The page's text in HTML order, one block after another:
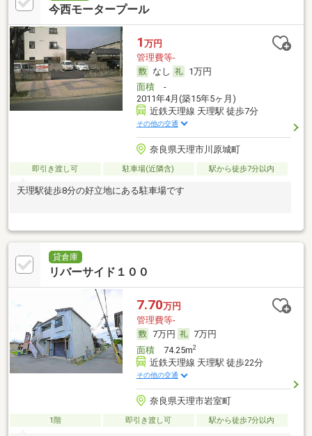
今西モータープール
1 万円
管理費等-
なし
1万円
面積-
2011年4月(築15年5ヶ月)
近鉄天理線 天理駅 徒歩7分
その他の交通
奈良県天理市川原城町
即引き渡し可 駐車場(近隣含) 駅から徒歩7分以内
天理駅徒歩8分の好立地にある駐車場です
貸倉庫
リバーサイド１００
7.70万円
管理費等-
7万円
7万円
面積74.25m2
近鉄天理線 天理駅 徒歩22分
その他の交通
奈良県天理市岩室町
1階 即引き渡し可 駅から徒歩7分以内